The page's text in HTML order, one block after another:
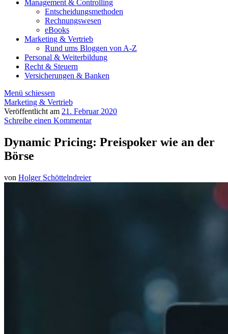
Management & Controlling
Entscheidungsmethoden
Rechnungswesen
eBooks
Marketing & Vertrieb
Rund ums Bloggen von A-Z
Personal & Weiterbildung
Recht & Steuern
Versicherungen & Banken
Menü schiessen
Marketing & Vertrieb
Veröffentlicht am 21. Februar 2020
Schreibe einen Kommentar
Dynamic Pricing: Preispoker wie an der
Börse
von Holger Schöttelndreier